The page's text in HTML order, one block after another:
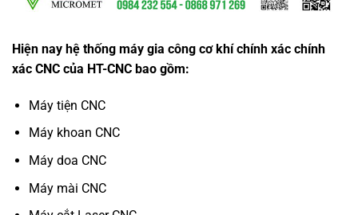
Hiện nay hệ thống máy gia công cơ khí chính xác chính
xác CNC của HT-CNC bao gồm:
Máy tiện CNC
Máy khoan CNC
Máy doa CNC
Máy mài CNC